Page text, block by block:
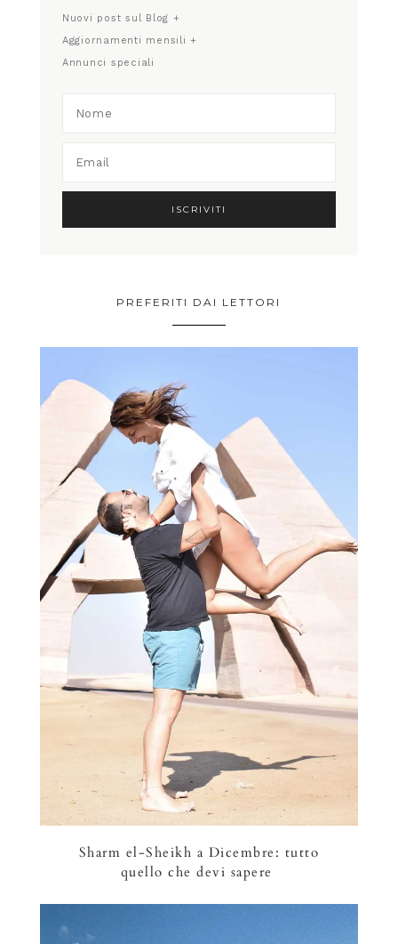
Nuovi post sul Blog +
Aggiornamenti mensili +
Annunci speciali
PREFERITI DAI LETTORI
Sharm el-Sheikh a Dicembre: tutto
quello che devi sapere